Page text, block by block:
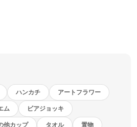
ハンカチ アートフラワー
ム ビアジョッキ
他カップ タオル 置物